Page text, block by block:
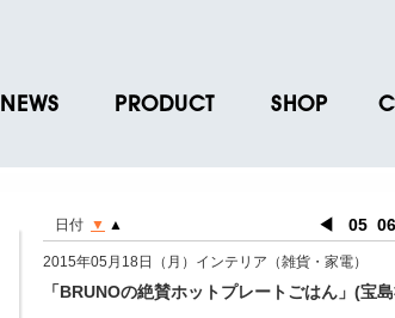
NEWS PRODUCT
ノベルティグッズ
お取引先様 会員認証
SHOP
BRUNO POINT リク
社
日付 ▼ ▲ ◀ 05 06
2015年05月18日（月）インテリア（雑貨・家電）
「BRUNOの絶賛ホットプレートごはん」(宝